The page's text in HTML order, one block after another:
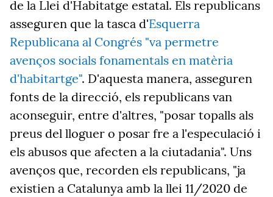
de la Llei d'Habitatge estatal. Els republicans
asseguren que la tasca d'Esquerra
Republicana al Congrés "va permetre
avenços socials fonamentals en matèria
d'habitartge". D'aquesta manera, asseguren
fonts de la direcció, els republicans van
aconseguir, entre d'altres, "posar topalls als
preus del lloguer o posar fre a l'especulació i
els abusos que afecten a la ciutadania". Uns
avenços que, recorden els republicans, "ja
existien a Catalunya amb la llei 11/2020 de